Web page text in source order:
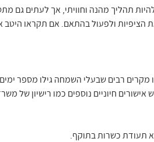
תהליך מהנה וחוויתי, אך לעתים גם
הציפיות ולפעול בהתאם. אם תקראו
רבים שבעלי השמחה גילו מספר ימים
חיוניים נוספים כמו רישיון של
תעודת כשרות בתוקף.